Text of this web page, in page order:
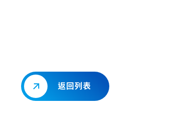
返回列表